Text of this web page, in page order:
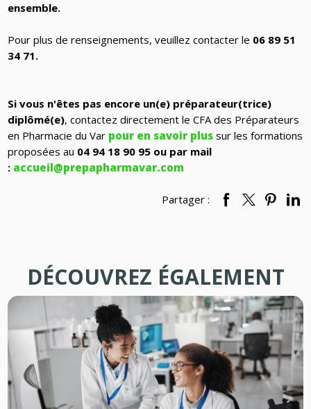
ensemble.
Pour plus de renseignements, veuillez contacter le 06 89 51
34 71.
Si vous n'êtes pas encore un(e) préparateur(trice)
diplômé(e), contactez directement le CFA des Préparateurs
en Pharmacie du Var pour en savoir plus sur les formations
proposées au 04 94 18 90 95 ou par mail
: accueil@prepapharmavar.com
Partager :
DÉCOUVREZ ÉGALEMENT